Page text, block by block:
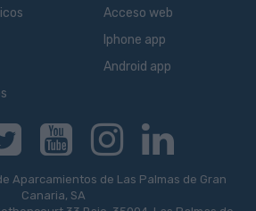
Acceso web
Iphone app
Android app
Youtube Instagram Linkedin
Aparcamientos de Las Palmas de Gran
Canaria, SA